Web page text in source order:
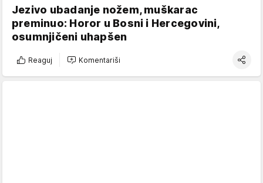
Jezivo ubadanje nožem, muškarac
preminuo: Horor u Bosni i Hercegovini,
osumnjičeni uhapšen
Reaguj Komentariši